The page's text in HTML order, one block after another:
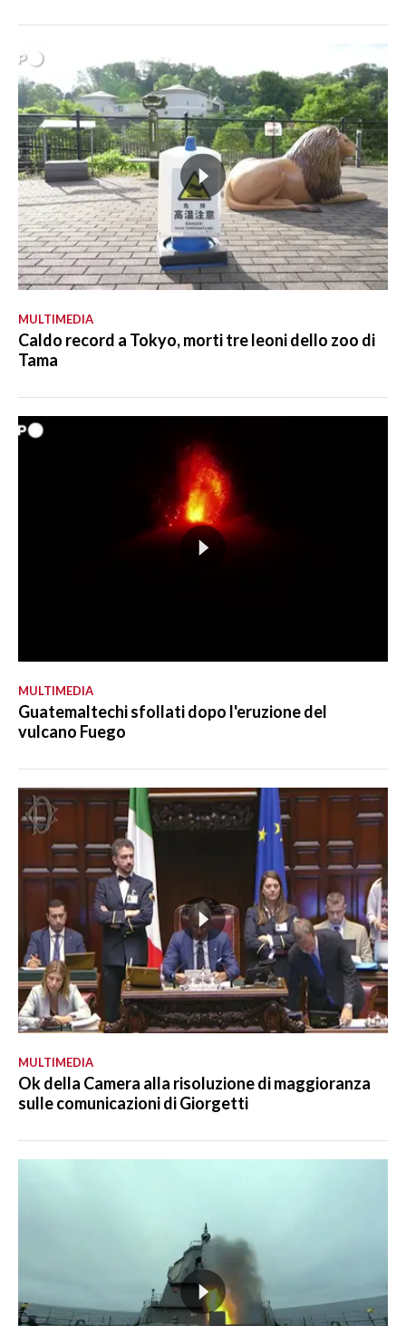
MULTIMEDIA
Caldo record a Tokyo, morti tre leoni dello zoo di
Tama
MULTIMEDIA
Guatemaltechi sfollati dopo l'eruzione del
vulcano Fuego
MULTIMEDIA
Ok della Camera alla risoluzione di maggioranza
sulle comunicazioni di Giorgetti